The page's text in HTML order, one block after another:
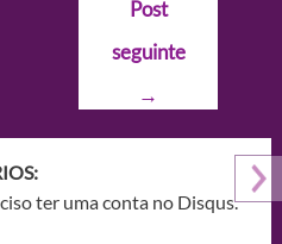
Post
seguinte
→
ter uma conta no Disqus.